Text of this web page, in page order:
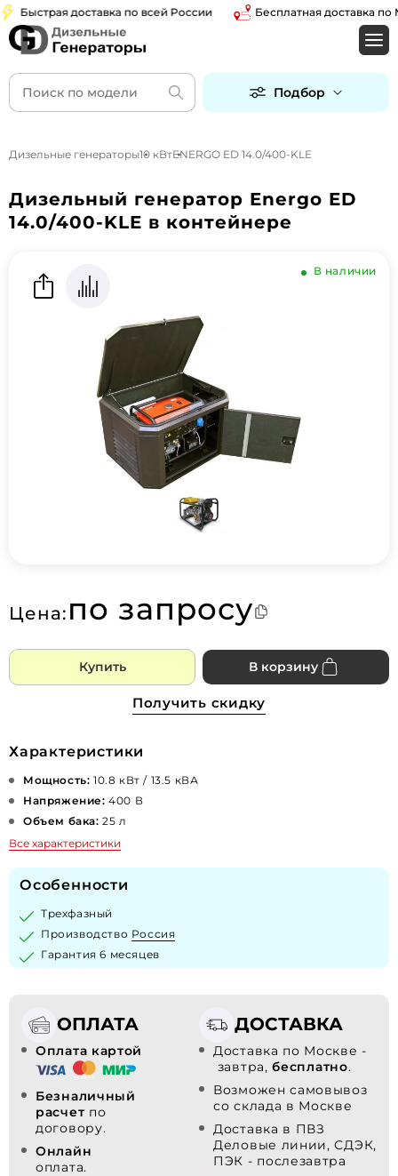
доставка по всей России Бесплатная доставка по
Подбор
Дизельные генераторы10 кВтENERGO ED 14.0/400-KLE
Дизельный генератор Energo ED
14.0/400-KLE в контейнере
В наличии
Цена: по запросу
Купить В корзину
Получить скидку
Характеристики
Мощность: 10.8 кВт / 13.5 кВА
Напряжение: 400 В
Объем бака: 25 л
Все характеристики
Особенности
Трехфазный
Производство Россия
Гарантия 6 месяцев
ОПЛАТА
Оплата картой
Безналичный
расчет по
договору.
Онлайн
оплата.
ДОСТАВКА
Доставка по Москве -
завтра,бесплатно.
Возможен самовывоз
со склада в Москве
Доставка в ПВЗ
Деловые линии, СДЭК,
ПЭК - послезавтра